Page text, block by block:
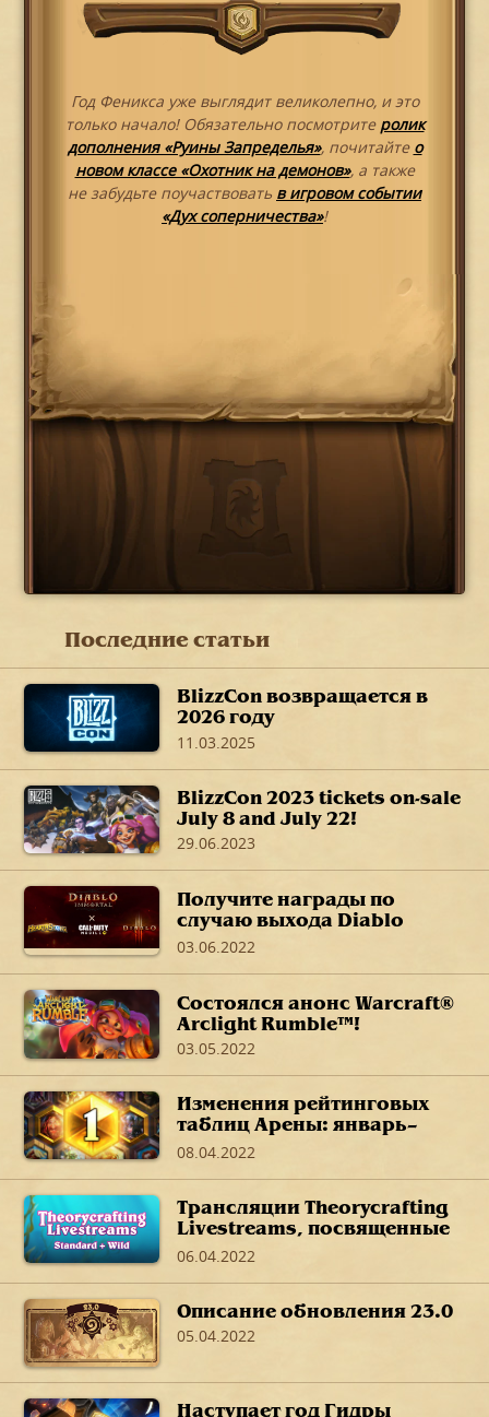
Год Феникса уже выглядит великолепно, и это
только начало! Обязательно посмотрите ролик
дополнения «Руины Запределья», почитайте о
новом классе «Охотник на демонов», а также
не забудьте поучаствовать в игровом событии
«Дух соперничества»!
Последние статьи
BlizzCon возвращается в
2026 году
11.03.2025
BlizzCon 2023 tickets on-sale
July 8 and July 22!
29.06.2023
Получите награды по
случаю выхода Diablo
Immortal в своих любимых
03.06.2022
Состоялся анонс Warcraft®
Arclight Rumble™!
03.05.2022
Изменения рейтинговых
таблиц Арены: январь–
март 2022 г.
08.04.2022
Трансляции Theorycrafting
Livestreams, посвященные
дополнению «Путешествие
06.04.2022
Описание обновления 23.0
05.04.2022
Наступает год Гидры